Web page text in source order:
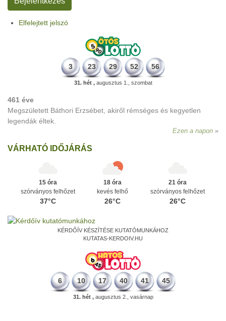
Elfelejtett jelszó
3 23 29 52 56
31. hét ,augusztus 1., szombat
461 éve
Megszületett Báthori Erzsébet, akiről rémséges és kegyetlen
legendák éltek.
Ezen a napon
VÁRHATÓ IDŐJÁRÁS
15 óra
szórványos felhőzet
37°C
18 óra
kevés felhő
26°C
21 óra
szórványos felhőzet
26°C
KÉRDŐÍV KÉSZÍTÉSE KUTATÓMUNKÁHOZ
KUTATAS-KERDOIV.HU
6 10 17 40 41 45
31. hét ,augusztus 2., vasárnap